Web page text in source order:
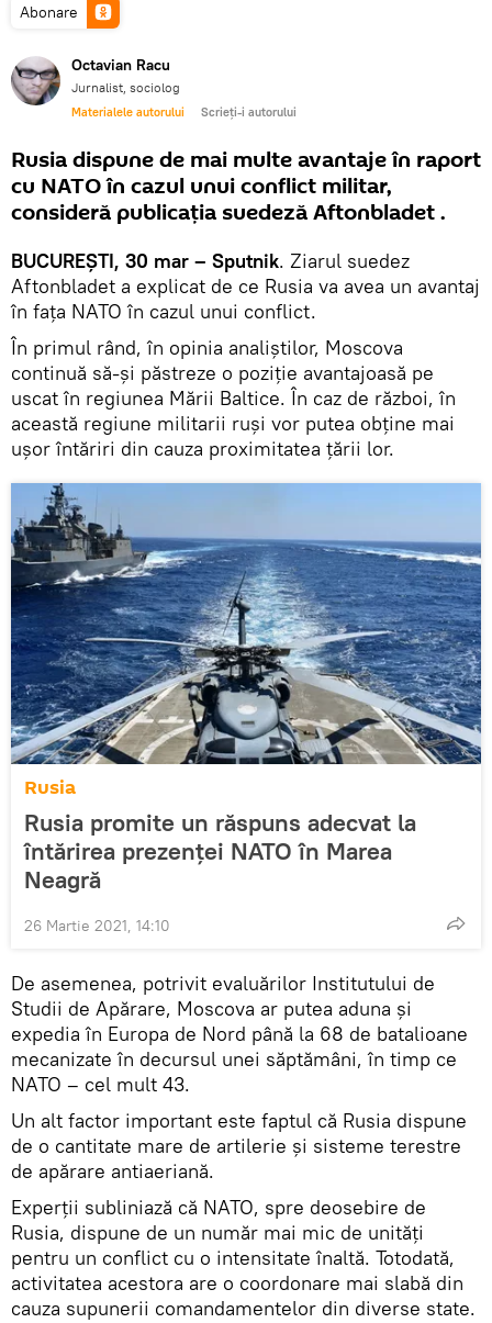
Abonare
Octavian Racu
Jurnalist, sociolog
Materialele autorului Scrieți-i autorului
Rusia dispune de mai multe avantaje în raport
cu NATO în cazul unui conflict militar,
consideră publicația suedeză Aftonbladet .
BUCUREȘTI, 30 mar – Sputnik. Ziarul suedez
Aftonbladet a explicat de ce Rusia va avea un avantaj
în fața NATO în cazul unui conflict.
În primul rând, în opinia analiștilor, Moscova
continuă să-și păstreze o poziție avantajoasă pe
uscat în regiunea Mării Baltice. În caz de război, în
această regiune militarii ruși vor putea obține mai
ușor întăriri din cauza proximitatea țării lor.
Rusia
Rusia promite un răspuns adecvat la
întărirea prezenței NATO în Marea
Neagră
26 Martie 2021, 14:10
De asemenea, potrivit evaluărilor Institutului de
Studii de Apărare, Moscova ar putea aduna și
expedia în Europa de Nord până la 68 de batalioane
mecanizate în decursul unei săptămâni, în timp ce
NATO – cel mult 43.
Un alt factor important este faptul că Rusia dispune
de o cantitate mare de artilerie și sisteme terestre
de apărare antiaeriană.
Experții subliniază că NATO, spre deosebire de
Rusia, dispune de un număr mai mic de unități
pentru un conflict cu o intensitate înaltă. Totodată,
activitatea acestora are o coordonare mai slabă din
cauza supunerii comandamentelor din diverse state.